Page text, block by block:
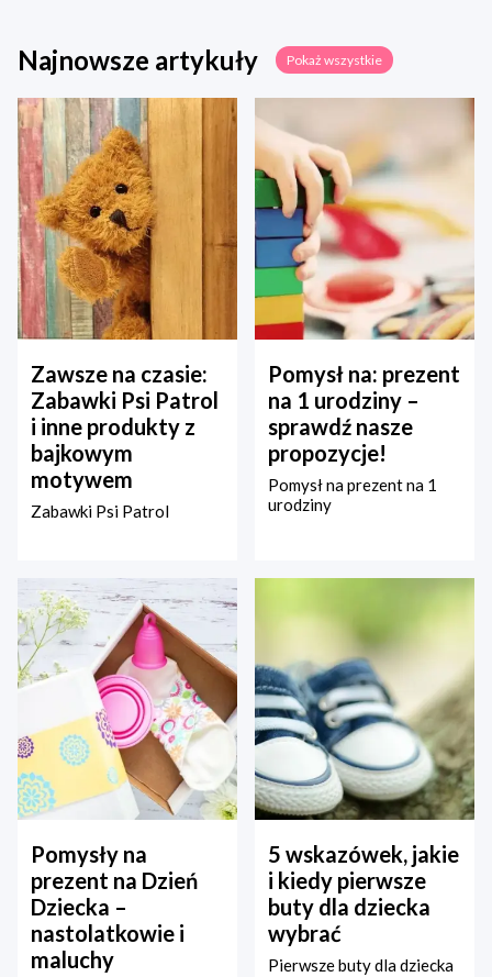
Najnowsze artykuły Pokaż wszystkie
Zawsze na czasie:
Zabawki Psi Patrol
i inne produkty z
bajkowym
motywem
Zabawki Psi Patrol
Pomysł na: prezent
na 1 urodziny –
sprawdź nasze
propozycje!
Pomysł na prezent na 1
urodziny
Pomysły na
prezent na Dzień
Dziecka –
nastolatkowie i
maluchy
5 wskazówek, jakie
i kiedy pierwsze
buty dla dziecka
wybrać
Pierwsze buty dla dziecka